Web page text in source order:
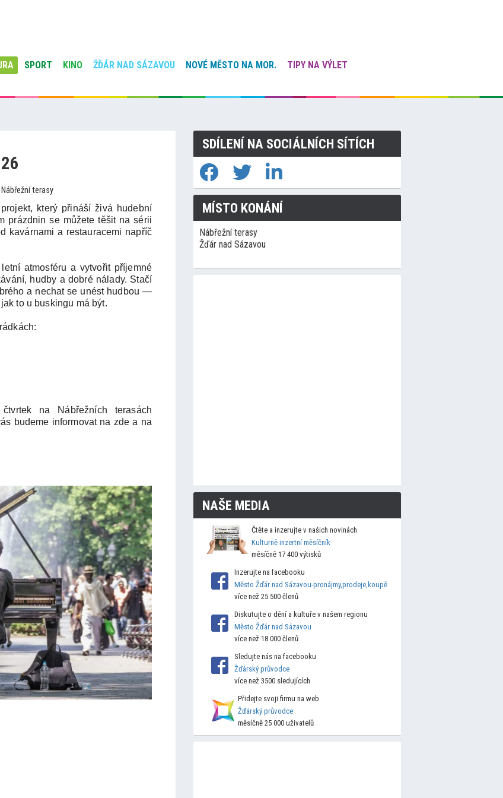
SPORT KINO ŽĎÁR NAD SÁZAVOU NOVÉ MĚSTO NA MOR.
TIPY NA VÝLET
terasy
který přináší živá hudební
prázdnin se můžete těšit na sérii
kavárnami a restauracemi napříč
atmosféru a vytvořit příjemné
hudby a dobré nálady. Stačí
a nechat se unést hudbou —
to u buskingu má být.
na Nábřežních terasách
budeme informovat na zde a na
SDÍLENÍ NA SOCIÁLNÍCH SÍTÍCH
MÍSTO KONÁNÍ
Nábřežní terasy
Žďár nad Sázavou
NAŠE MEDIA
Čtěte a inzerujte v našich novinách
Kulturně inzertní měsíčník
měsíčně 17 400 výtisků
Inzerujte na facebooku
Město Žďár nad Sázavou-pronájmy,prodeje,koupě
více než 25 500 členů
Diskutujte o dění a kultuře v našem regionu
Město Žďár nad Sázavou
více než 18 000 členů
Sledujte nás na facebooku
Žďárský průvodce
více než 3500 sledujících
Přidejte svoji firmu na web
Žďárský průvodce
měsíčně 25 000 uživatelů